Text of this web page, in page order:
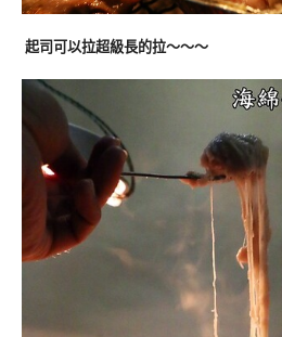
起司可以拉超級長的拉～～～